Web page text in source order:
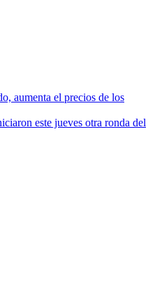
aumenta el precios de los
este jueves otra ronda del